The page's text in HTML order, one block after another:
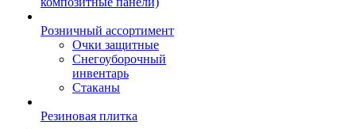
Розничный ассортимент
Очки защитные
Снегоуборочный
инвентарь
Стаканы
Резиновая плитка